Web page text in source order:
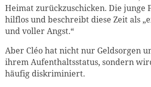
Heimat zurückzuschicken. Die junge
hilflos und beschreibt diese Zeit als
und voller Angst.“
Aber Cléo hat nicht nur Geldsorgen
ihrem Aufenthaltsstatus, sondern
häufig diskriminiert.